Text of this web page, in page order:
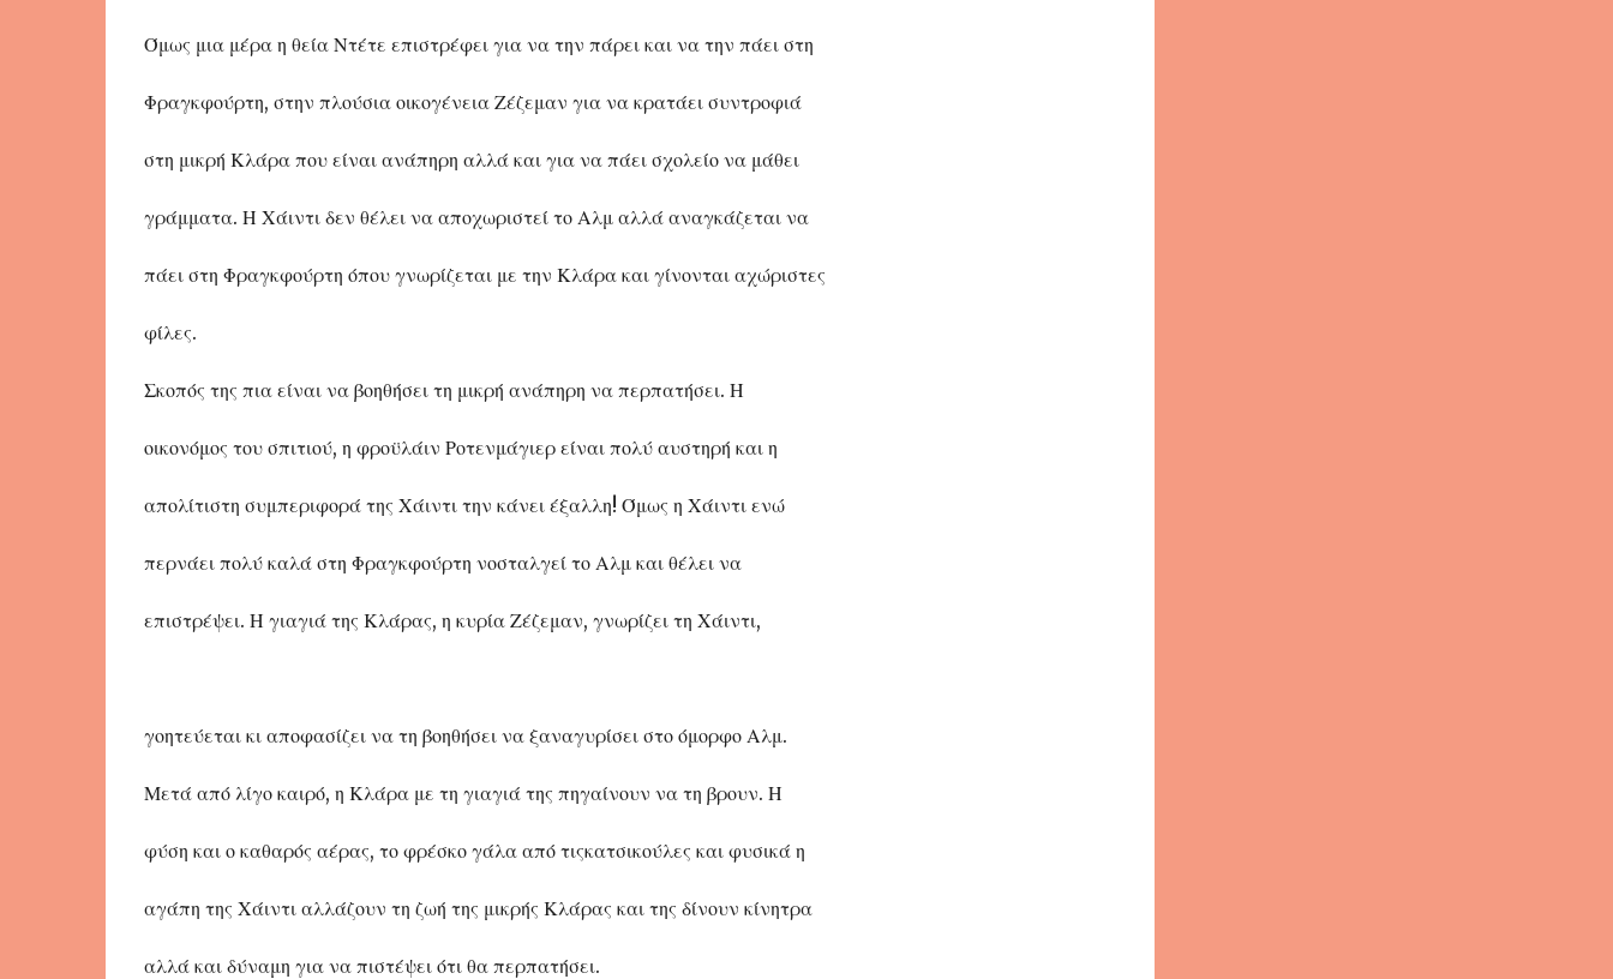
Όμως μια μέρα η θεία Ντέτε επιστρέφει για να την πάρει και να την πάει στη
Φραγκφούρτη, στην πλούσια οικογένεια Ζέζεμαν για να κρατάει συντροφιά
στη μικρή Κλάρα που είναι ανάπηρη αλλά και για να πάει σχολείο να μάθει
γράμματα. Η Χάιντι δεν θέλει να αποχωριστεί το Αλμ αλλά αναγκάζεται να
πάει στη Φραγκφούρτη όπου γνωρίζεται με την Κλάρα και γίνονται αχώριστες
φίλες.
Σκοπός της πια είναι να βοηθήσει τη μικρή ανάπηρη να περπατήσει. Η
οικονόμος του σπιτιού, η φροϋλάιν Ροτενμάγιερ είναι πολύ αυστηρή και η
απολίτιστη συμπεριφορά της Χάιντι την κάνει έξαλλη! Όμως η Χάιντι ενώ
περνάει πολύ καλά στη Φραγκφούρτη νοσταλγεί το Αλμ και θέλει να
επιστρέψει. Η γιαγιά της Κλάρας, η κυρία Ζέζεμαν, γνωρίζει τη Χάιντι,
γοητεύεται κι αποφασίζει να τη βοηθήσει να ξαναγυρίσει στο όμορφο Αλμ.
Μετά από λίγο καιρό, η Κλάρα με τη γιαγιά της πηγαίνουν να τη βρουν. Η
φύση και ο καθαρός αέρας, το φρέσκο γάλα από τιςκατσικούλες και φυσικά η
αγάπη της Χάιντι αλλάζουν τη ζωή της μικρής Κλάρας και της δίνουν κίνητρα
αλλά και δύναμη για να πιστέψει ότι θα περπατήσει.